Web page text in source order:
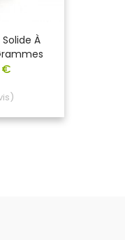
Solide À
€
)